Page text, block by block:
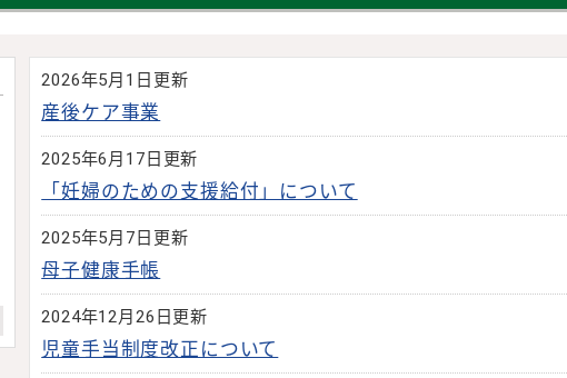
2026年5月1日更新
産後ケア事業
2025年6月17日更新
「妊婦のための支援給付」について
2025年5月7日更新
母子健康手帳
2024年12月26日更新
児童手当制度改正について